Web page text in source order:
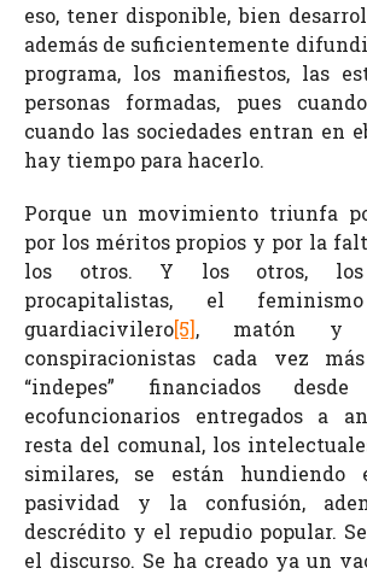
eso, tener disponible, bien
además de suficientemente
programa, los manifiestos, las
personas formadas, pues
cuando las sociedades entran en
hay tiempo para hacerlo.
Porque un movimiento triunfa
por los méritos propios y por la
los otros. Y los otros, los
procapitalistas, el
guardiacivilero[5], matón y
conspiracionistas cada vez
“indepes” financiados
ecofuncionarios entregados a
resta del comunal, los
similares, se están
pasividad y la confusión,
descrédito y el repudio popular.
el discurso. Se ha creado ya un